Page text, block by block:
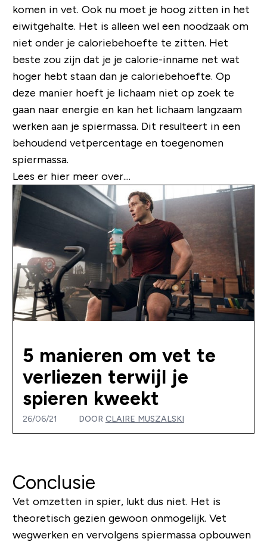
komen in vet. Ook nu moet je hoog zitten in het
eiwitgehalte. Het is alleen wel een noodzaak om
niet onder je caloriebehoefte te zitten. Het
beste zou zijn dat je je calorie-inname net wat
hoger hebt staan dan je caloriebehoefte. Op
deze manier hoeft je lichaam niet op zoek te
gaan naar energie en kan het lichaam langzaam
werken aan je spiermassa. Dit resulteert in een
behoudend vetpercentage en toegenomen
spiermassa.
Lees er hier meer over....
5 manieren om vet te
verliezen terwijl je
spieren kweekt
26/06/21 DOOR CLAIRE MUSZALSKI
Conclusie
Vet omzetten in spier, lukt dus niet. Het is
theoretisch gezien gewoon onmogelijk. Vet
wegwerken en vervolgens spiermassa opbouwen